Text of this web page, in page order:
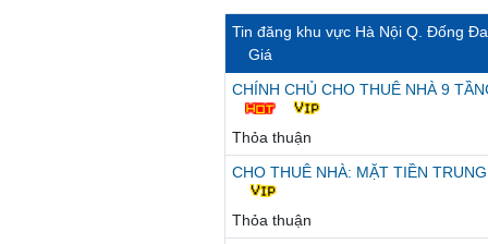
Tin đăng khu vực Hà Nội Q. Đống Đa
Giá
CHÍNH CHỦ CHO THUÊ NHÀ 9
Thỏa thuận
CHO THUÊ NHÀ: MẶT TIỀN
Thỏa thuận